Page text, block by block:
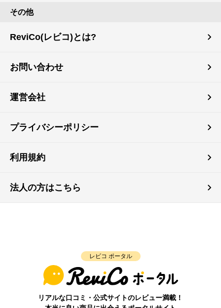
その他
ReviCo(レビコ)とは?
お問い合わせ
運営会社
プライバシーポリシー
利用規約
法人の方はこちら
レビコ ポータル
リアルな口コミ・公式サイトのレビュー満載！